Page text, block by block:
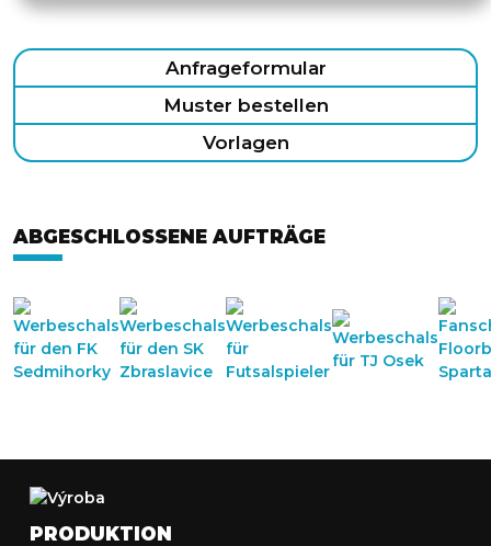
Anfrageformular
Muster bestellen
Vorlagen
ABGESCHLOSSENE AUFTRÄGE
PRODUKTION